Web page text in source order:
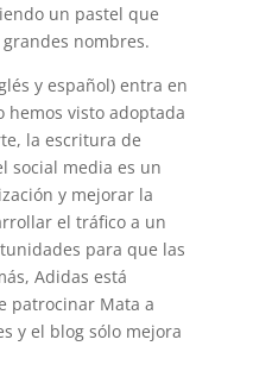
un pastel que
nombres.
y español) entra en
hemos visto adoptada
la escritura de
social media es un
y mejorar la
el tráfico a un
para que las
Adidas está
patrocinar Mata a
y el blog sólo mejora